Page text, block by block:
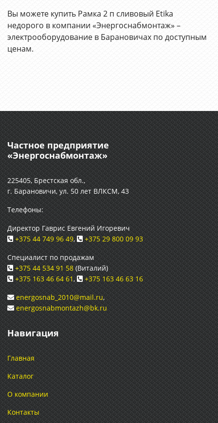
Вы можете купить Рамка 2 п сливовый Etika
недорого в компании «Энергоснабмонтаж» –
электрооборудование в Барановичах по доступным
ценам.
Частное предприятие
«Энергоснабмонтаж»
225405, Брестская обл.,
г. Барановичи, ул. 50 лет ВЛКСМ, 43
Телефоны:
Директор Гаврис Евгений Игоревич
+375 44 749 96 49,
+375 29 800 09 93
Специалист по продажам
+375 44 534 91 58(Виталий)
+375 163 46 64 61,
+375 163 46 63 16
energosnab_2010@mail.ru,
energosnabmontazh@bk.ru
Навигация
Главная
Каталог
О компании
Контакты